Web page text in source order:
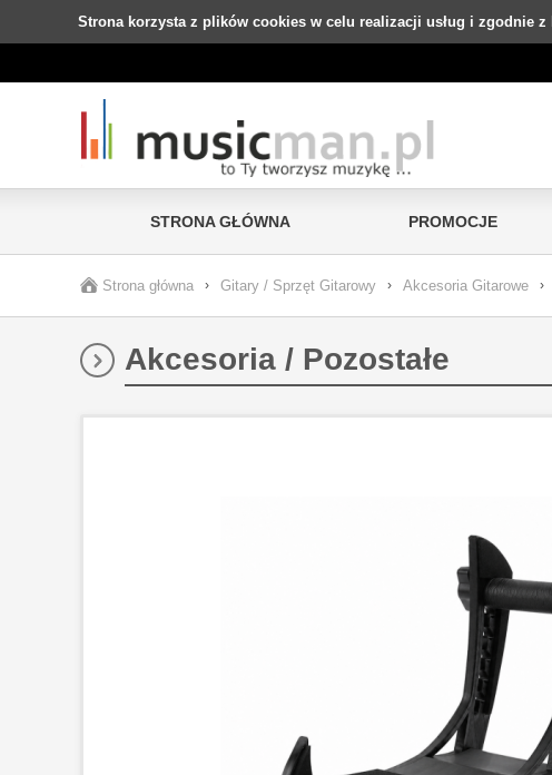
Strona korzysta z plików cookies w celu realizacji usług i zgodnie z
STRONA GŁÓWNA PROMOCJE
Strona główna › Gitary / Sprzęt Gitarowy › Akcesoria Gitarowe ›
Akcesoria / Pozostałe